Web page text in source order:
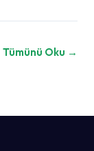
Tümünü Oku →